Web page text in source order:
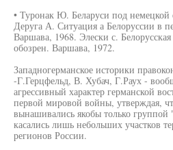
• Туронак Ю. Беларуси под
Деруга А. Ситуация а Белоруссии в
Варшава, 1968. Элески с.
обозрен. Варшава, 1972.
Западногерманское историки
-Г.Герцфельд, В. Хубач, Г.Раух -
агрессивный характер германской
первой мировой войны, утверждая,
вынашивались якобы только
касались лишь небольших участков
регионов России.